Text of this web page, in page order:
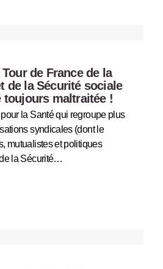
de France de la
de la Sécurité sociale
toujours maltraitée !
la Santé qui regroupe plus
syndicales (dont le
mutualistes et politiques
la Sécurité…